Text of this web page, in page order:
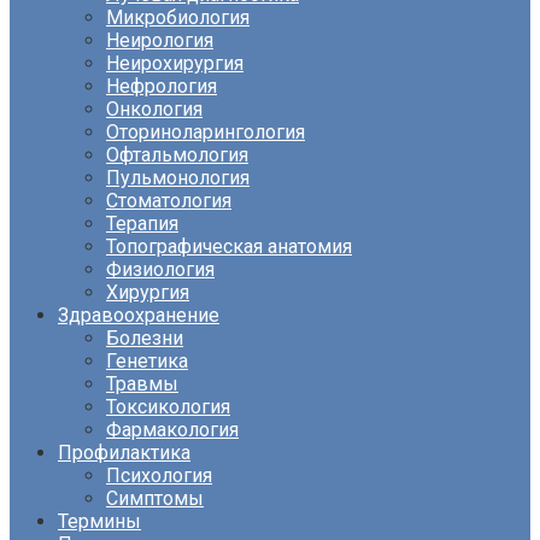
Микробиология
Неирология
Неирохирургия
Нефрология
Онкология
Оториноларингология
Офтальмология
Пульмонология
Стоматология
Терапия
Топографическая анатомия
Физиология
Хирургия
Здравоохранение
Болезни
Генетика
Травмы
Токсикология
Фармакология
Профилактика
Психология
Симптомы
Термины